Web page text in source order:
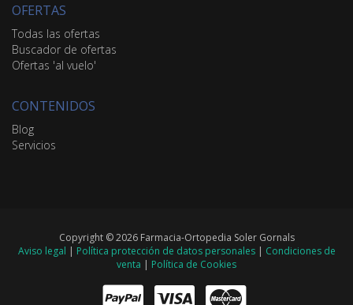
OFERTAS
Todas las ofertas
Buscador de ofertas
Ofertas 'al vuelo'
CONTENIDOS
Blog
Servicios
Copyright © 2026 Farmacia-Ortopedia Soler Gornals
Aviso legal | Política protección de datos personales| Condiciones de
venta | Política de Cookies